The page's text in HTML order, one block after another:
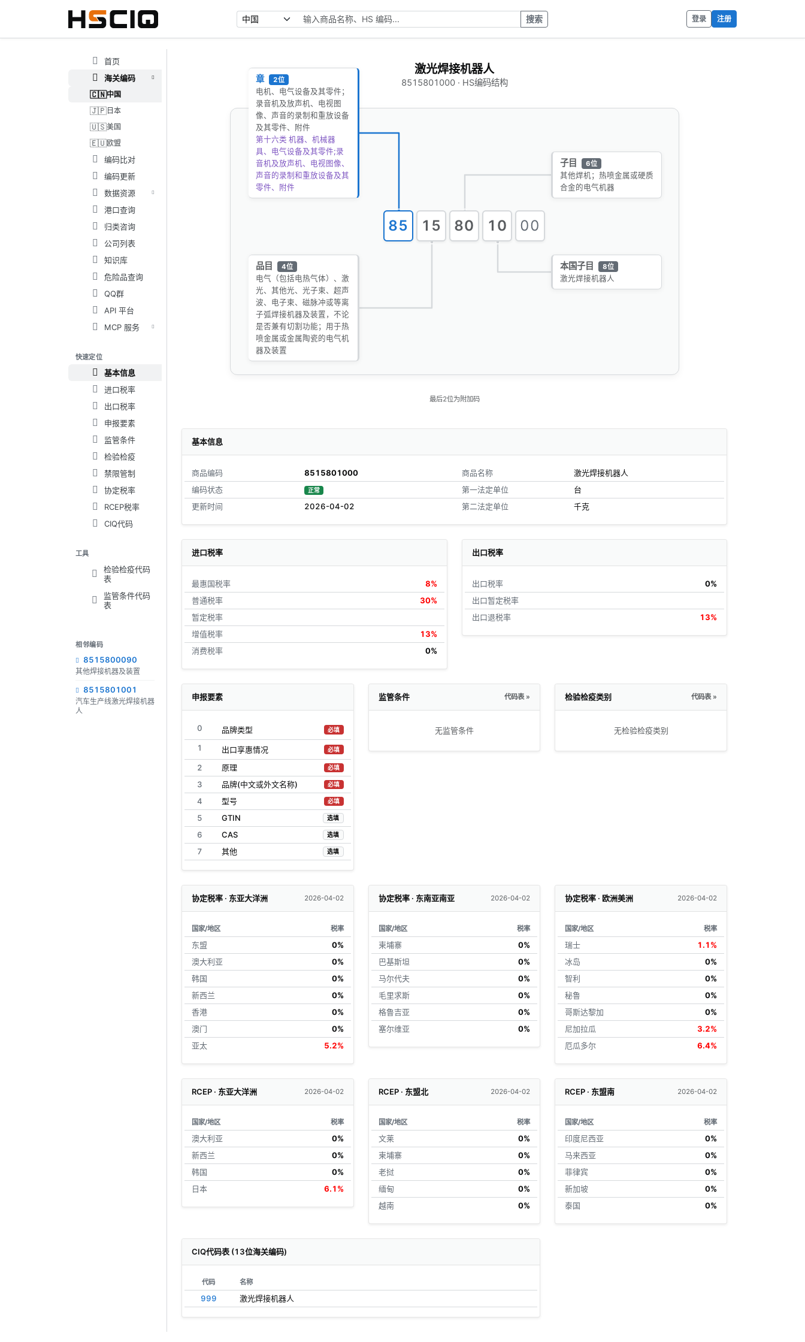
搜索 登录 注册
首页
海关编码
🇨🇳中国
🇯🇵 日本
🇺🇸美国
🇪🇺欧盟
编码比对
编码更新
数据资源
港口查询
归类咨询
公司列表
知识库
危险品查询
QQ群
API 平台
MCP 服务
快速定位
基本信息
进口税率
出口税率
申报要素
监管条件
检验检疫
禁限管制
协定税率
RCEP税率
CIQ代码
工具
检验检疫代码
表
监管条件代码
表
相邻编码
8515800090
其他焊接机器及装置
8515801001
汽车生产线激光焊接机器
人
激光焊接机器人
8515801000 · HS编码结构
85 15 80 10 00
章 2位
电机、电气设备及其零件；
录音机及放声机、电视图
像、声音的录制和重放设备
及其零件、附件
第十六类 机器、机械器
具、电气设备及其零件;录
音机及放声机、电视图像、
声音的录制和重放设备及其
零件、附件
品目 4位
电气（包括电热气体）、激
光、其他光、光子束、超声
波、电子束、磁脉冲或等离
子弧焊接机器及装置，不论
是否兼有切割功能；用于热
喷金属或金属陶瓷的电气机
器及装置
子目 6位
其他焊机；热喷金属或硬质
合金的电气机器
本国子目 8位
激光焊接机器人
最后2位为附加码
基本信息
商品编码
8515801000
编码状态
正常
更新时间 2026-04-02
商品名称
激光焊接机器人
第一法定单位
台
第二法定单位
千克
进口税率
最惠国税率
8%
普通税率
30%
暂定税率
增值税率
13%
消费税率
0%
出口税率
出口税率
0%
出口暂定税率
出口退税率
13%
申报要素
0 品牌类型 必填
1 出口享惠情况 必填
2 原理 必填
3 品牌(中文或外文名称) 必填
4 型号 必填
5 GTIN 选填
6 CAS 选填
7 其他 选填
监管条件 代码表 »
无监管条件
检验检疫类别 代码表 »
无检验检疫类别
协定税率 · 东亚大洋洲 2026-04-02
国家/地区 税率
东盟
0%
澳大利亚
0%
韩国
0%
新西兰
0%
香港
0%
澳门
0%
亚太
5.2%
协定税率 · 东南亚南亚 2026-04-02
国家/地区 税率
柬埔寨
0%
巴基斯坦
0%
马尔代夫
0%
毛里求斯
0%
格鲁吉亚
0%
塞尔维亚
0%
协定税率 · 欧洲美洲 2026-04-02
国家/地区 税率
瑞士
1.1%
冰岛
0%
智利
0%
秘鲁
0%
哥斯达黎加
0%
尼加拉瓜
3.2%
厄瓜多尔
6.4%
RCEP · 东亚大洋洲 2026-04-02
国家/地区 税率
澳大利亚
0%
新西兰
0%
韩国
0%
日本
6.1%
RCEP · 东盟北 2026-04-02
国家/地区 税率
文莱
0%
柬埔寨
0%
老挝
0%
缅甸
0%
越南
0%
RCEP · 东盟南 2026-04-02
国家/地区 税率
印度尼西亚
0%
马来西亚
0%
菲律宾
0%
新加坡
0%
泰国
0%
CIQ代码表 (13位海关编码)
代码 名称
999 激光焊接机器人